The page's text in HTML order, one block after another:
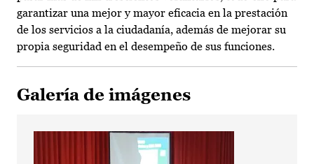
garantizar una mejor y mayor eficacia en la prestación
de los servicios a la ciudadanía, además de mejorar su
propia seguridad en el desempeño de sus funciones.
Galería de imágenes